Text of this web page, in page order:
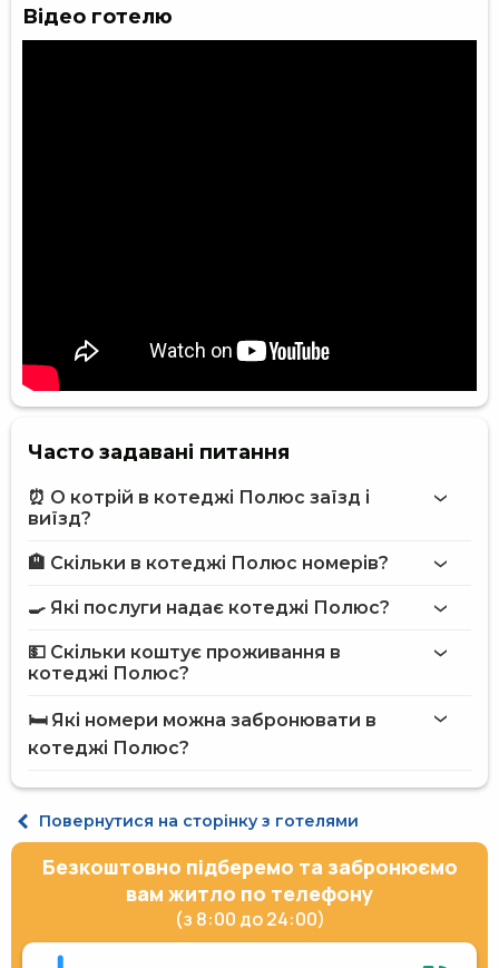
Відео готелю
Часто задавані питання
⏰ О котрій в котеджі Полюс заїзд і
виїзд?
🏨 Скільки в котеджі Полюс номерів?
🍳 Які послуги надає котеджі Полюс?
Пральня
Мангал
Приладдя для барбекю
Вулична парковка
Платний трансфер
Електрогенератор
💵 Скільки коштує проживання в
котеджі Полюс?
на сайті Hotels24.ua
🛏️ Які номери можна забронювати в
котеджі Полюс?
Котедж 8-місний
Повернутися на сторінку з готелями
Безкоштовно підберемо та забронюємо
вам житло по телефону
(з 8:00 до 24:00)